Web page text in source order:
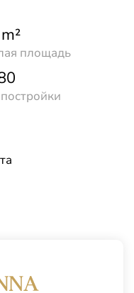
площадь